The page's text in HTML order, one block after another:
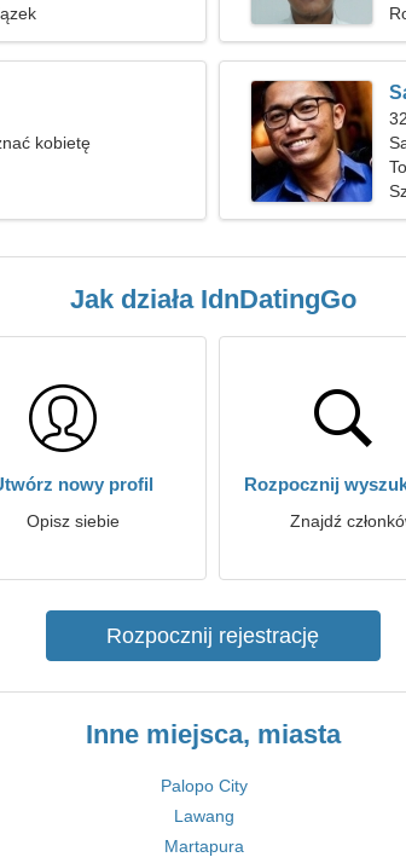
kobietę
Jak działa IdnDatingGo
nowy profil
Opisz siebie
Rozpocznij
Znajdź
Rozpocznij rejestrację
Inne miejsca, miasta
Palopo City
Lawang
Martapura